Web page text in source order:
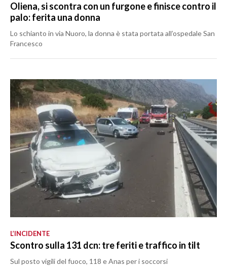
Oliena, si scontra con un furgone e finisce contro il
palo: ferita una donna
Lo schianto in via Nuoro, la donna è stata portata all’ospedale San
Francesco
L’INCIDENTE
Scontro sulla 131 dcn: tre feriti e traffico in tilt
Sul posto vigili del fuoco, 118 e Anas per i soccorsi